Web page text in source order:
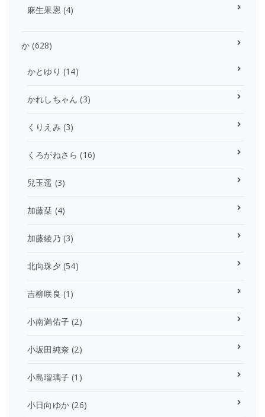
麻生果恩 (4)
か (628)
かとゆり (14)
かれしちゃん (3)
くりえみ (3)
くろがねさら (16)
兒玉遥 (3)
加藤栞 (4)
加藤綾乃 (3)
北向珠夕 (54)
吉柳咲良 (1)
小南満佑子 (2)
小坂田純奈 (2)
小島瑠璃子 (1)
小日向ゆか (26)